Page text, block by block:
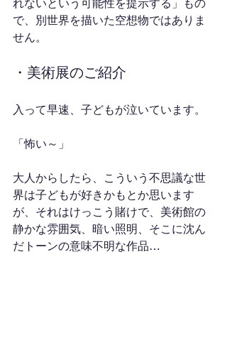
れないという可能性を提示する」もの
で、別世界を描いた空想物ではありま
せん。
・美術展のご紹介
入って早速、子どもが泣いています。
「怖い～」
大人からしたら、こういう不思議な世
界は子どもが好きかもとか思います
が、それはけっこう賭けで、美術館の
静かな雰囲気、暗い照明、そこに沈ん
だトーンの意味不明な作品…